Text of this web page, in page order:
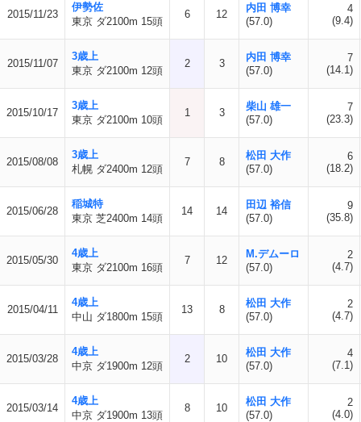
2015/11/23
伊勢佐
東京 ダ2100m 15頭
6 12
内田 博幸
(57.0)
4
(9.4)
2015/11/07
3歳上
東京 ダ2100m 12頭
2 3
内田 博幸
(57.0)
7
(14.1)
2015/10/17
3歳上
東京 ダ2100m 10頭
1 3
柴山 雄一
(57.0)
7
(23.3)
2015/08/08
3歳上
札幌 ダ2400m 12頭
7 8
松田 大作
(57.0)
6
(18.2)
2015/06/28
稲城特
東京 芝2400m 14頭
14 14
田辺 裕信
(57.0)
9
(35.8)
2015/05/30
4歳上
東京 ダ2100m 16頭
7 12
M.デムーロ
(57.0)
2
(4.7)
2015/04/11
4歳上
中山 ダ1800m 15頭
13 8
松田 大作
(57.0)
2
(4.7)
2015/03/28
4歳上
中京 ダ1900m 12頭
2 10
松田 大作
(57.0)
4
(7.1)
2015/03/14
4歳上
中京 ダ1900m 13頭
8 10
松田 大作
(57.0)
2
(4.0)